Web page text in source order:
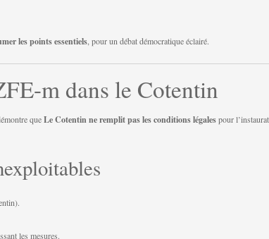
les points essentiels , pour un débat démocratique éclairé.
m dans le Cotentin
queLe Cotentin ne remplit pas les conditions légalespour
les mesures.